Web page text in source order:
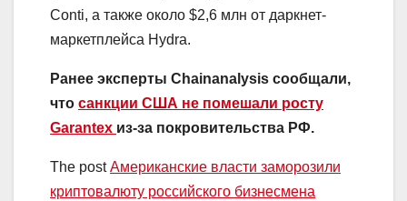
Conti, а также около $2,6 млн от даркнет-
маркетплейса Hydra.
Ранее эксперты Chainanalysis сообщали,
что санкции США не помешали росту
Garantex из-за покровительства РФ.
The postАмериканские власти заморозили
криптовалюту российского бизнесмена